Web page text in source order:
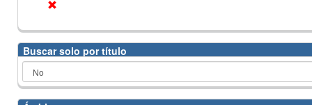
Buscar solo por título